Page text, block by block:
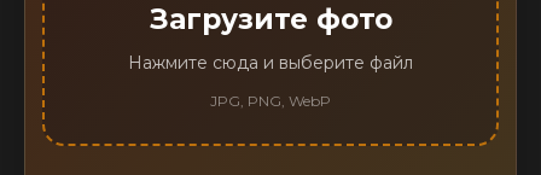
Загрузите фото
Нажмите сюда и выберите файл
JPG, PNG, WebP